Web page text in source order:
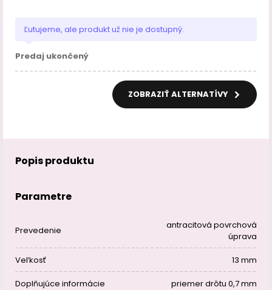
Ľutujeme, ale produkt už nie je dostupný.
Predaj ukončený
ZOBRAZIŤ ALTERNATÍVY
Popis produktu
Parametre
Prevedenie
antracitová povrchová
úprava
Veľkosť 13 mm
Doplňujúce informácie priemer drôtu 0,7 mm